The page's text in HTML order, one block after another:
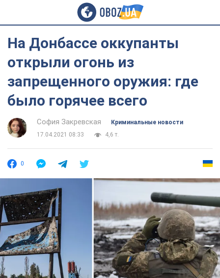
На Донбассе оккупанты
открыли огонь из
запрещенного оружия: где
было горячее всего
София Закревская
Криминальные новости
17.04.2021 08:33
4,6 т.
0